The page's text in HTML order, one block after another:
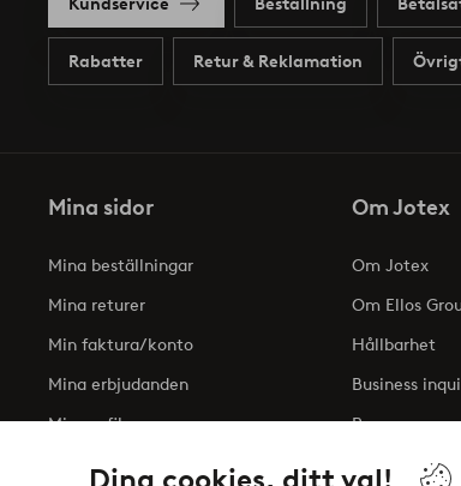
Dina cookies, ditt val!
Rabatter Retur & Reklamation
Mina sidor
Mina beställningar
Mina returer
Min faktura/konto
Mina erbjudanden
Min profil
Om Jotex
Om Jotex
Om Ellos
Hållbarhet
Business
Press